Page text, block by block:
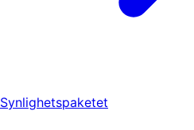
Synlighetspaketet